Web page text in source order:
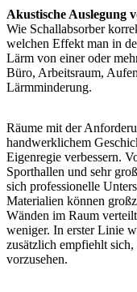
Akustische Auslegung
Wie Schallabsorber
welchen Effekt man in
Lärm von einer oder
Büro, Arbeitsraum,
Lärmminderung.
Räume mit der
handwerklichem
Eigenregie verbessern.
Sporthallen und sehr
sich professionelle
Materialien können
Wänden im Raum
weniger. In erster Linie
zusätzlich empfiehlt
vorzusehen.